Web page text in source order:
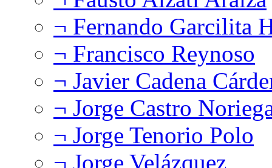
¬ Fernando Garcilita
¬ Francisco Reynoso
¬ Javier Cadena
¬ Jorge Castro
¬ Jorge Tenorio Polo
¬ Jorge Velázquez